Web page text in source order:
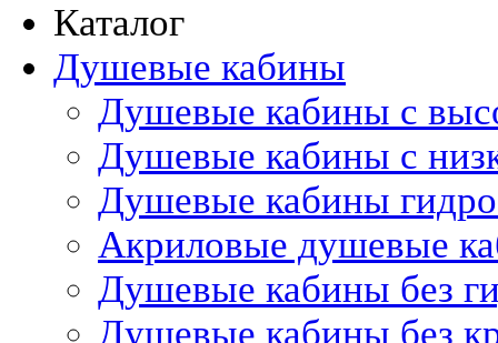
Каталог
Душевые кабины
Душевые кабины с
Душевые кабины с
Душевые кабины
Акриловые душевые
Душевые кабины без
Душевые кабины без